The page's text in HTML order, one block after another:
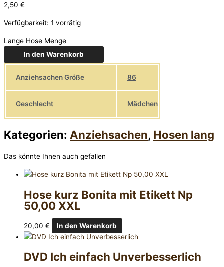
2,50 €
Verfügbarkeit: 1 vorrätig
Lange Hose Menge
In den Warenkorb
Anziehsachen Größe 86
Geschlecht Mädchen
Kategorien: Anziehsachen, Hosen lang
Das könnte Ihnen auch gefallen
Hose kurz Bonita mit Etikett Np
50,00 XXL
20,00 € In den Warenkorb
DVD Ich einfach Unverbesserlich